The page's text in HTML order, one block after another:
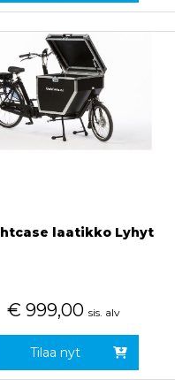
laatikko Lyhyt
€ 999,00 sis. alv
Tilaa nyt